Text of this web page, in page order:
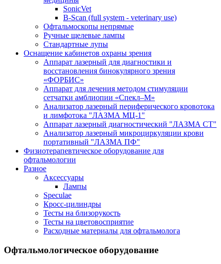
SonicVet
B-Scan (full system - veterinary use)
Офтальмоскопы непрямые
Ручные щелевые лампы
Стандартные лупы
Оснащение кабинетов охраны зрения
Аппарат лазерный для диагностики и
восстановления бинокулярного зрения
«ФОРБИС»
Аппарат для лечения методом стимуляции
сетчатки амблиопии «Спекл–М»
Анализатор лазерный периферического кровотока
и лимфотока "ЛАЗМА МЦ-1"
Аппарат лазерный диагностический "ЛАЗМА СТ"
Анализатор лазерный микроциркуляции крови
портативный "ЛАЗМА ПФ"
Физиотерапевтическое оборудование для
офтальмологии
Разное
Аксессуары
Лампы
Speculae
Кросс-цилиндры
Тесты на близорукость
Тесты на цветовосприятие
Расходные материалы для офтальмолога
Офтальмологическое оборудование